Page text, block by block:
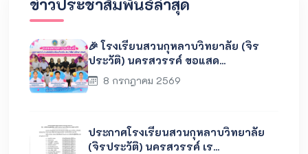
ข่าวประชาสัมพันธ์ล่าสุด
🎉 โรงเรียนสวนกุหลาบวิทยาลัย (จิร
ประวัติ) นครสวรรค์ ขอแสด...
8 กรกฎาคม 2569
ประกาศโรงเรียนสวนกุหลาบวิทยาลัย
(จิรประวัติ) นครสวรรค์ เร...